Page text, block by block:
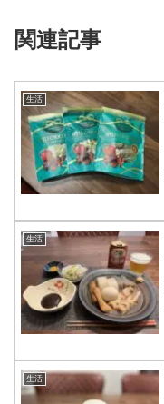
関連記事
生活
生活
生活